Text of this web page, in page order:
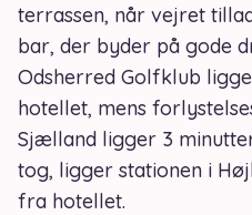
terrassen, når vejret
bar, der byder på gode
Odsherred Golfklub
hotellet, mens
Sjælland ligger 3
tog, ligger stationen i
fra hotellet.